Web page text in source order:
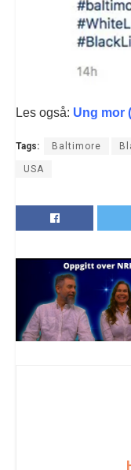
Les også: Ung mor
Tags: Baltimore
USA